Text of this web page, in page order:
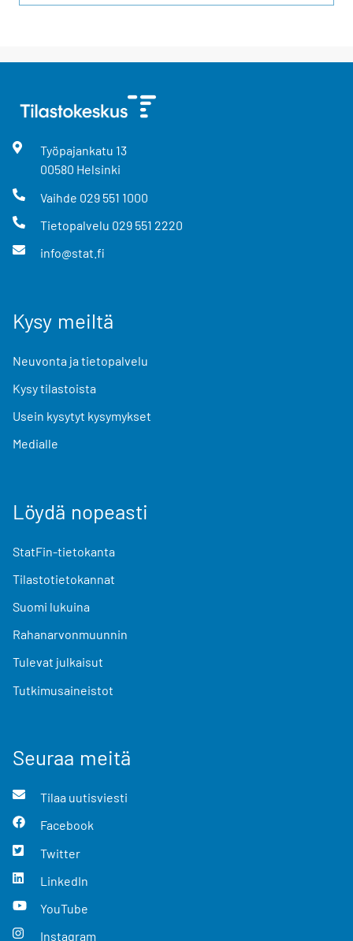
Työpajankatu 13
00580 Helsinki
Vaihde 029 551 1000
Tietopalvelu 029 551 2220
info@stat.fi
Kysy meiltä
Neuvonta ja tietopalvelu
Kysy tilastoista
Usein kysytyt kysymykset
Medialle
Löydä nopeasti
StatFin-tietokanta
Tilastotietokannat
Suomi lukuina
Rahanarvonmuunnin
Tulevat julkaisut
Tutkimusaineistot
Seuraa meitä
Tilaa uutisviesti
Facebook
Twitter
LinkedIn
YouTube
Instagram